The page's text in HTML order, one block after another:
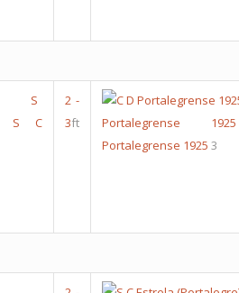
S
S C
2 -
3ft
Portalegrense 1925
Portalegrense 1925 3